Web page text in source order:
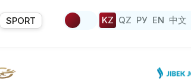
SPORT KZ QZ РУ EN 中文